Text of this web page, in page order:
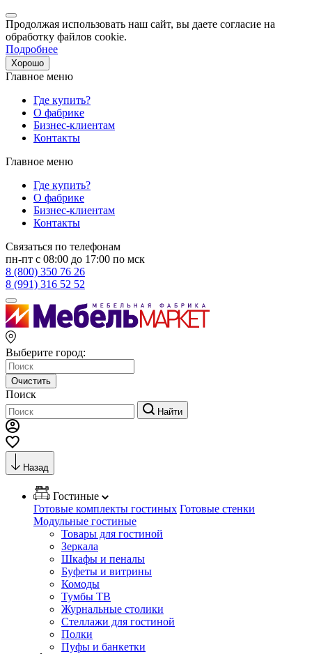
Продолжая использовать наш сайт, вы даете согласие на
обработку файлов cookie.
Подробнее
Хорошо
Главное меню
Где купить?
О фабрике
Бизнес-клиентам
Контакты
Главное меню
Где купить?
О фабрике
Бизнес-клиентам
Контакты
Связаться по телефонам
пн-пт с 08:00 до 17:00 по мск
8 (800) 350 76 26
8 (991) 316 52 52
Выберите город:
Очистить
Поиск
Найти
Назад
Гостиные
Готовые комплекты гостиных Готовые стенки
Модульные гостиные
Товары для гостиной
Зеркала
Шкафы и пеналы
Буфеты и витрины
Комоды
Тумбы ТВ
Журнальные столики
Стеллажи для гостиной
Полки
Пуфы и банкетки